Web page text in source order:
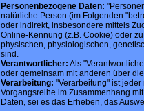
Personenbezogene Daten:
natürliche Person (im Folgenden
oder indirekt, insbesondere mittels
Online-Kennung (z.B. Cookie) oder
physischen, physiologischen,
sind.
Verantwortlicher: Als
oder gemeinsam mit anderen über
Verarbeitung: "Verarbeitung" ist
Vorgangsreihe im Zusammenhang
Daten, sei es das Erheben, das